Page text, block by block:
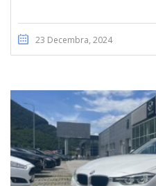
23 Decembra, 2024